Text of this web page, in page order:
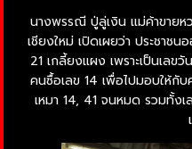
นางพรรณี ปู่ลู่เงิน แม่ค้าขายห
เชียงใหม่ เปิดเผยว่า ประชาชน
21 เกลี้ยงแผง เพราะเป็นเลข
คนซื้อเลข 14 เพื่อไปมอบให้กั
เหมา 14, 41 จนหมด รวมทั้ง